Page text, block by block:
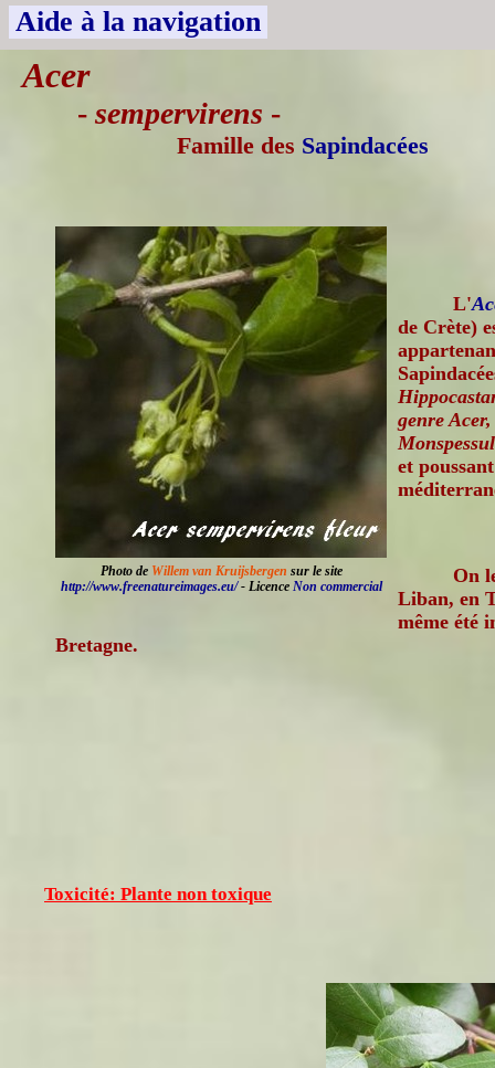
Aide à la navigation
Acer
- sempervirens -
Famille des Sapindacées
Photo de Willem van Kruijsbergen sur le site
http://www.freenatureimages.eu/- Licence Non commercial
L'
de Crète)
genre
et
On
Liban, en
même été
Bretagne.
Toxicité: Plante non toxique